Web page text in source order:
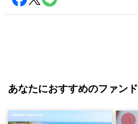
あなたにおすすめのファンド